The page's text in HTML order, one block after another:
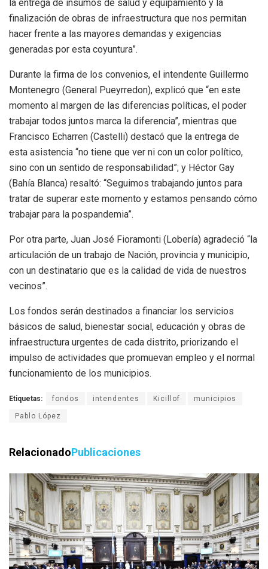
la entrega de insumos de salud y equipamiento y la
finalización de obras de infraestructura que nos permitan
hacer frente a las mayores demandas y exigencias
generadas por esta coyuntura”.
Durante la firma de los convenios, el intendente Guillermo
Montenegro (General Pueyrredon), explicó que “en este
momento al margen de las diferencias políticas, el poder
trabajar todos juntos marca la diferencia”, mientras que
Francisco Echarren (Castelli) destacó que la entrega de
esta asistencia “no tiene que ver ni con un color político,
sino con un sentido de responsabilidad”; y Héctor Gay
(Bahía Blanca) resaltó: “Seguimos trabajando juntos para
tratar de superar este momento y estamos pensando cómo
trabajar para la pospandemia”.
Por otra parte, Juan José Fioramonti (Lobería) agradeció “la
articulación de un trabajo de Nación, provincia y municipio,
con un destinatario que es la calidad de vida de nuestros
vecinos”.
Los fondos serán destinados a financiar los servicios
básicos de salud, bienestar social, educación y obras de
infraestructura urgentes de cada distrito, priorizando el
impulso de actividades que promuevan empleo y el normal
funcionamiento de los municipios.
Etiquetas: fondos intendentes Kicillof municipios
Pablo López
RelacionadoPublicaciones